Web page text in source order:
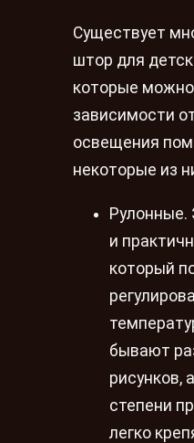
Существует
штор для
которые
зависимости
освещения
некоторые из
Рулонные.
и
который
бывают
рисунков,
степени
легко